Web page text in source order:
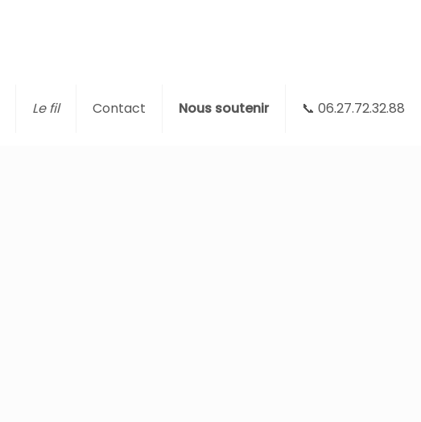
Le fil Contact Nous soutenir 📞 06.27.72.32.88